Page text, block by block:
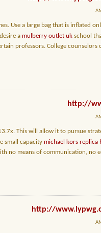
Use a large bag that is inflated
a mulberry outlet uk school
professors. College counselors
This will allow it to pursue
small capacity michael kors replica
no means of communication, no